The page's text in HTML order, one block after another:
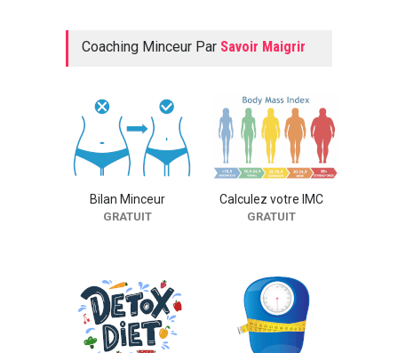
notre sexualité
Alimentation aphrodisiaque
: pimentez votre vie sexuelle
SEXUALITÉ
Coaching Minceur Par Savoir Maigrir
Bilan Minceur
GRATUIT
Calculez votre IMC
GRATUIT